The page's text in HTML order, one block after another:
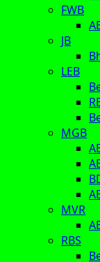
FWB
JB
LEB
MGB
MVR
RBS